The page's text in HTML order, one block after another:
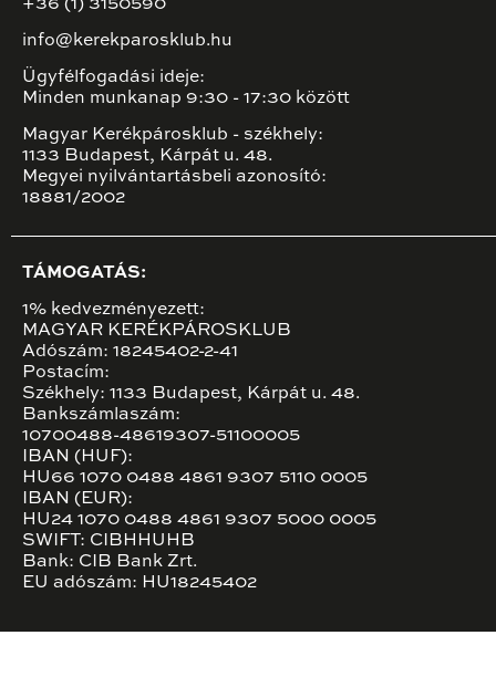
+36 (1) 3150590
info@kerekparosklub.hu
Ügyfélfogadási ideje:
Minden munkanap 9:30 - 17:30 között
Magyar Kerékpárosklub - székhely:
1133 Budapest, Kárpát u. 48.
Megyei nyilvántartásbeli azonosító:
18881/2002
TÁMOGATÁS:
1% kedvezményezett:
MAGYAR KERÉKPÁROSKLUB
Adószám: 18245402-2-41
Postacím:
Székhely: 1133 Budapest, Kárpát u. 48.
Bankszámlaszám:
10700488-48619307-51100005
IBAN (HUF):
HU66 1070 0488 4861 9307 5110 0005
IBAN (EUR):
HU24 1070 0488 4861 9307 5000 0005
SWIFT: CIBHHUHB
Bank: CIB Bank Zrt.
EU adószám: HU18245402